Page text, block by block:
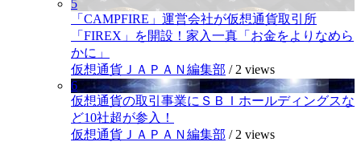
5
「CAMPFIRE」運営会社が仮想通貨取引所
「FIREX」を開設！家入一真「お金をよりなめら
かに」
仮想通貨ＪＡＰＡＮ編集部 / 2 views
6
仮想通貨の取引事業にＳＢＩホールディングスな
ど10社超が参入！
仮想通貨ＪＡＰＡＮ編集部 / 2 views